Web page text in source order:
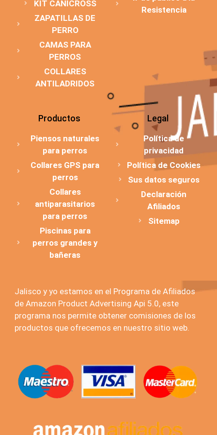
KIT CANICROSS
ZAPATILLAS DE
PERRO
CAMAS PARA
PERROS
COLLARES
ANTILADRIDOS
Resistencia
Productos
Piensos naturales
para perros
Collares GPS para
perros
Collares
antiparasitarios
para perros
Piscinas para
perros grandes y
bañeras
Legal
Política de
privacidad
Política de Cookies
Sus datos seguros
Declaración
Afiliados
Sitemap
Jalisco y yo estamos en el Programa de Afiliados
de Amazon Product Advertising Api 5.0, este
programa nos permite obtener comisiones de los
productos que ofrecemos en nuestro sitio web.